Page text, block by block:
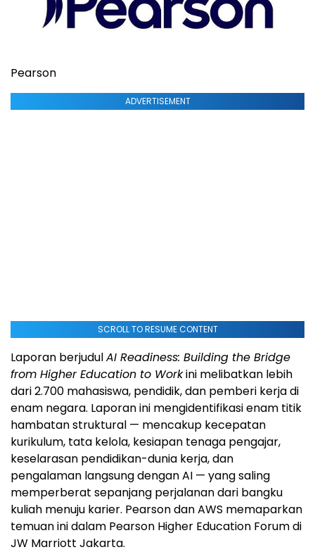
Pearson
ADVERTISEMENT
SCROLL TO RESUME CONTENT
Laporan berjudulAI Readiness: Building the Bridge
from Higher Education to Workini melibatkan lebih
dari 2.700 mahasiswa, pendidik, dan pemberi kerja di
enam negara. Laporan ini mengidentifikasi enam titik
hambatan struktural — mencakup kecepatan
kurikulum, tata kelola, kesiapan tenaga pengajar,
keselarasan pendidikan-dunia kerja, dan
pengalaman langsung dengan AI — yang saling
memperberat sepanjang perjalanan dari bangku
kuliah menuju karier. Pearson dan AWS memaparkan
temuan ini dalam Pearson Higher Education Forum di
JW Marriott Jakarta.